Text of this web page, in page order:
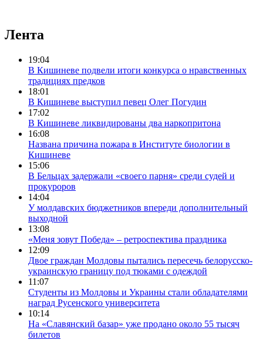
Лента
19:04
В Кишиневе подвели итоги конкурса о нравственных
традициях предков
18:01
В Кишиневе выступил певец Олег Погудин
17:02
В Кишиневе ликвидированы два наркопритона
16:08
Названа причина пожара в Институте биологии в
Кишиневе
15:06
В Бельцах задержали «своего парня» среди судей и
прокуроров
14:04
У молдавских бюджетников впереди дополнительный
выходной
13:08
«Меня зовут Победа» – ретроспектива праздника
12:09
Двое граждан Молдовы пытались пересечь белорусско-
украинскую границу под тюками с одеждой
11:07
Студенты из Молдовы и Украины стали обладателями
наград Русенского университета
10:14
На «Славянский базар» уже продано около 55 тысяч
билетов